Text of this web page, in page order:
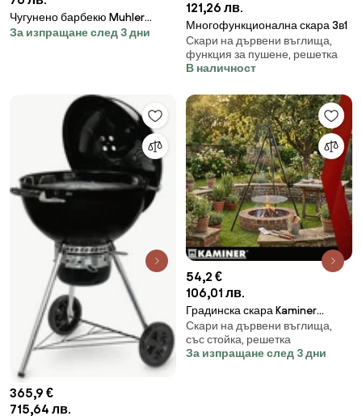
Чугунено барбекю Muhler
109477, Ø35 см, Дървени
За изпращане след 3 дни
121,26 лв.
Многофункционална скара 3в1
Скари на дървени въглища,
функция за пушене, решетка
В наличност
365,9 €
715,64 лв.
54,2 €
106,01 лв.
Градинска скара Kaminer
Tripod – триножник с
регулируема скара 70 см
Скари на дървени въглища,
със стойка, решетка
За изпращане след 3 дни